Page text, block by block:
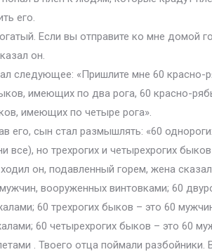
его.
Если вы отправите ко мне домой
он.
следующее: «Пришлите мне 60
имеющих по два рога, 60 красно-
имеющих по четыре рога».
сын стал размышлять: «60
все), но трехрогих и четырехрогих
он, подавленный горем, жена
вооруженных винтовками; 60
60 трехрогих быков – это 60
60 четырехрогих быков – это 60
. Твоего отца поймали разбойники.